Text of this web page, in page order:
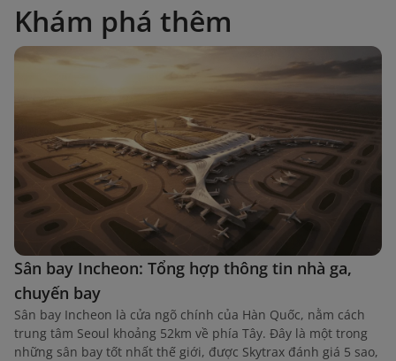
Khám phá thêm
Sân bay Incheon: Tổng hợp thông tin nhà ga,
chuyến bay
Sân bay Incheon là cửa ngõ chính của Hàn Quốc, nằm cách
trung tâm Seoul khoảng 52km về phía Tây. Đây là một trong
những sân bay tốt nhất thế giới, được Skytrax đánh giá 5 sao,